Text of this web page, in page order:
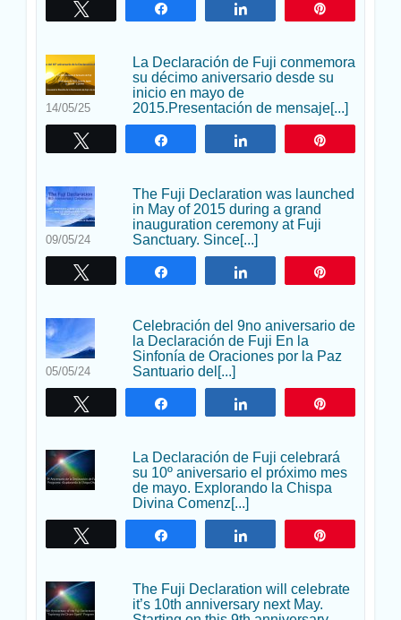
Compartir Compartir
14/05/25
La Declaración de Fuji conmemora
su décimo aniversario desde su
inicio en mayo de
2015.Presentación de mensaje[...]
Compartir Compartir
09/05/24
The Fuji Declaration was launched
in May of 2015 during a grand
inauguration ceremony at Fuji
Sanctuary. Since[...]
Compartir Compartir
05/05/24
Celebración del 9no aniversario de
la Declaración de Fuji En la
Sinfonía de Oraciones por la Paz
Santuario del[...]
Compartir Compartir
La Declaración de Fuji celebrará
su 10º aniversario el próximo mes
de mayo. Explorando la Chispa
Divina Comenz[...]
Compartir Compartir
The Fuji Declaration will celebrate
it’s 10th anniversary next May.